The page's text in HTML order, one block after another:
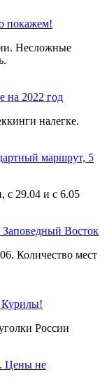
покажем!
Несложные
на 2022 год
налегке.
маршрут, 5
с 29.04 и с 6.05
Заповедный Восток
Количество мест
Курилы!
России
Цены не